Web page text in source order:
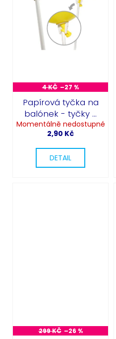
4 KČ –27 %
Papírová tyčka na
balónek - tyčky k
balónkům
Momentálně nedostupné
2,90 Kč
DETAIL
299 KČ –26 %